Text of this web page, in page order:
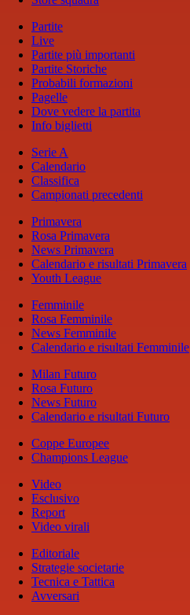
Partite
Live
Partite più importanti
Partite Storiche
Probabili formazioni
Pagelle
Dove vedere la partita
Info biglietti
Serie A
Calendario
Classifica
Campionati precedenti
Primavera
Rosa Primavera
News Primavera
Calendario e risultati Primavera
Youth League
Femminile
Rosa Femminile
News Femminile
Calendario e risultati Femminile
Milan Futuro
Rosa Futuro
News Futuro
Calendario e risultati Futuro
Coppe Europee
Champions League
Video
Esclusivo
Report
Video virali
Editoriale
Strategie societarie
Tecnica e Tattica
Avversari